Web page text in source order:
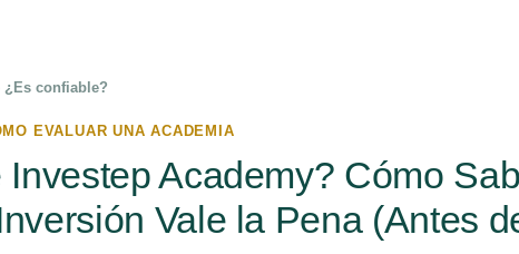
¿Es confiable?
EVALUAR UNA ACADEMIA
Academy? Cómo
Vale la Pena (Antes